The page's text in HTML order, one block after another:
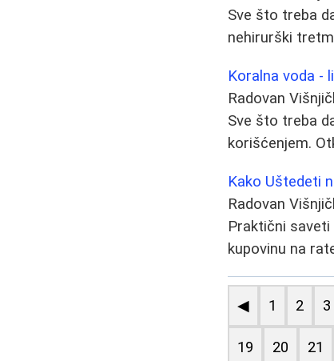
Sve što treba
nehirurški
Koralna voda -
Radovan
Sve što treba
korišćenjem.
Kako Uštedeti
Radovan
Praktični saveti
kupovinu na
◀ 1 2 3
19 20 21